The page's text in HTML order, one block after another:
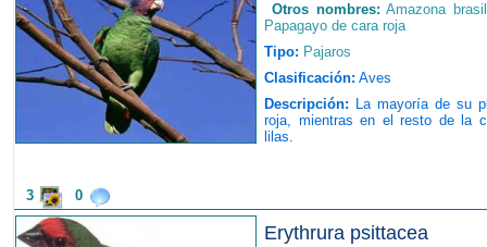
Otros nombres: Amazona
Papagayo de cara roja
Tipo: Pajaros
Clasificación: Aves
Descripción: La mayoría de su
roja, mientras en el resto de la
lilas.
3 0
Erythrura psittacea